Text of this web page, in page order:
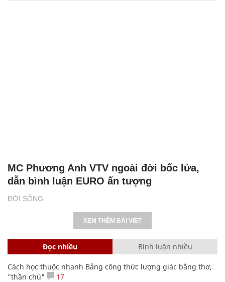
ĐỜI SỐNG
MC Phương Anh VTV ngoài đời bốc lửa,
dẫn bình luận EURO ấn tượng
XEM THÊM BÀI VIẾT
Đọc nhiều Bình luận nhiều
Cách học thuộc nhanh Bảng công thức lượng giác bằng thơ,
"thần chú"
17